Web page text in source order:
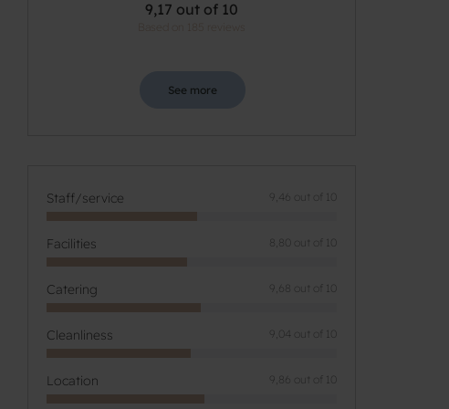
9,17 out of 10
See more
Staff/service 9,46 out of 10
Facilities 8,80 out of 10
Catering 9,68 out of 10
Cleanliness 9,04 out of 10
Location 9,86 out of 10